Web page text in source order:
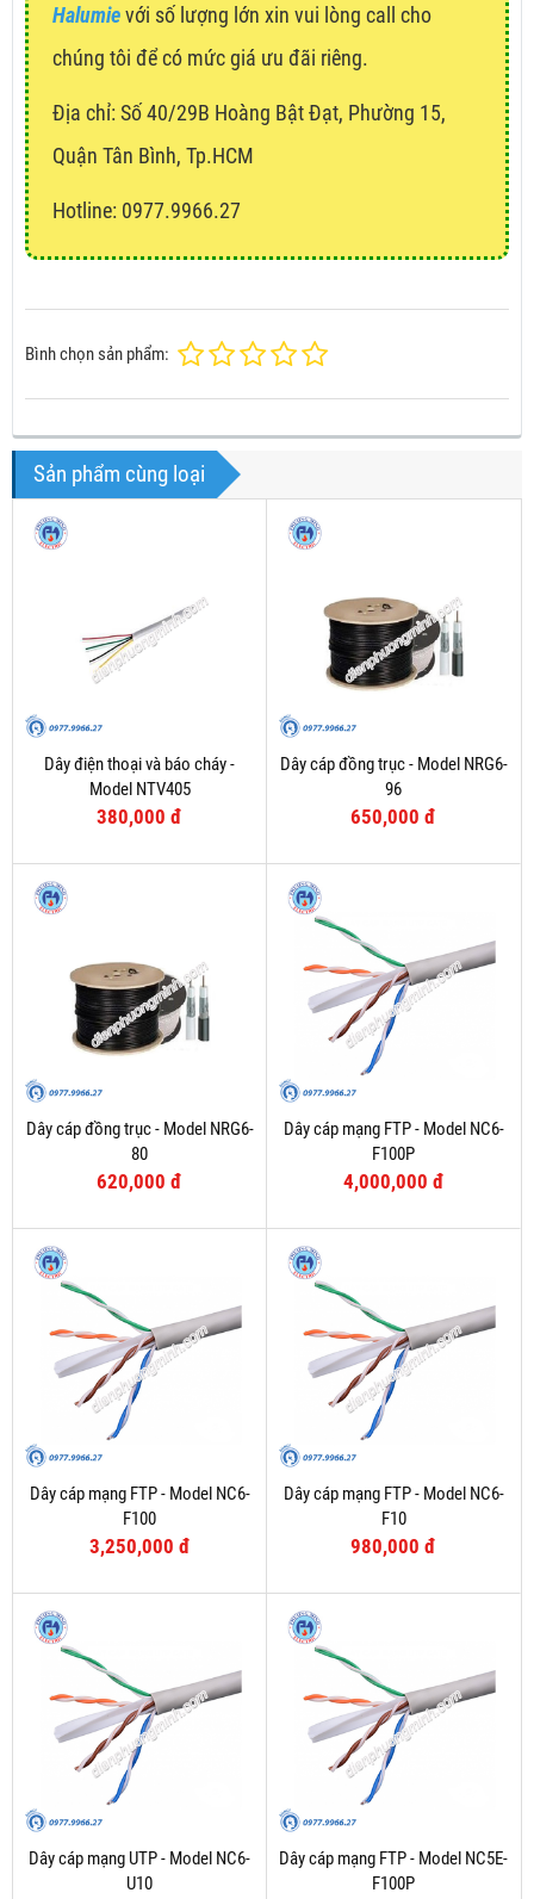
Halumievới số lượng lớn xin vui lòng call cho
chúng tôi để có mức giá ưu đãi riêng.
Địa chỉ: Số 40/29B Hoàng Bật Đạt, Phường 15,
Quận Tân Bình, Tp.HCM
Hotline: 0977.9966.27
Bình chọn sản phẩm:
Sản phẩm cùng loại
Dây điện thoại và báo cháy -
Model NTV405
380,000 đ
Dây cáp đồng trục - Model NRG6-
96
650,000 đ
Dây cáp đồng trục - Model NRG6-
80
620,000 đ
Dây cáp mạng FTP - Model NC6-
F100P
4,000,000 đ
Dây cáp mạng FTP - Model NC6-
F100
3,250,000 đ
Dây cáp mạng FTP - Model NC6-
F10
980,000 đ
Dây cáp mạng UTP - Model NC6-
U10
Dây cáp mạng FTP - Model NC5E-
F100P